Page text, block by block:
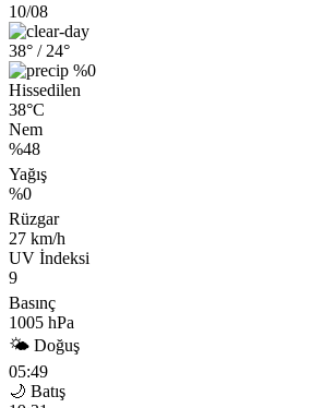
10/08
38° / 24°
%0
Hissedilen
38°C
Nem
%48
Yağış
%0
Rüzgar
27 km/h
UV İndeksi
9
Basınç
1005 hPa
🌤 Doğuş
05:49
🌙 Batış